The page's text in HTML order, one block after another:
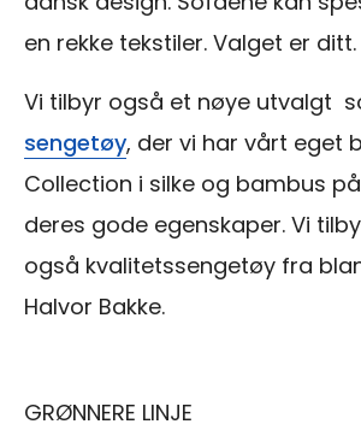
en rekke tekstiler. Valget er ditt.
Vi tilbyr også et nøye utvalgt
sengetøy, der vi har vårt eget
Collection i silke og bambus
deres gode egenskaper. Vi
også kvalitetssengetøy fra
Halvor Bakke.
GRØNNERE LINJE